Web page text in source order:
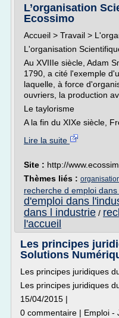
L’organisation
Ecossimo
Accueil > Travail >
L'organisation
Au XVIIIe siècle, Adam
1790, a cité l'exemple
laquelle, à force
ouvriers, la production
Le taylorisme
A la fin du XIXe siècle,
Lire la suite
Site : http://
Thèmes liés :
recherche d emploi
d'emploi dans
dans l industrie /
l'accueil
Les principes
Solutions
Les principes juridiques
Les principes juridiques
15/04/2015 |
0 commentaire | Emploi -